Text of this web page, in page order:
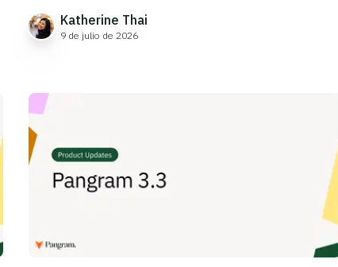
Katherine Thai
9 de julio de 2026